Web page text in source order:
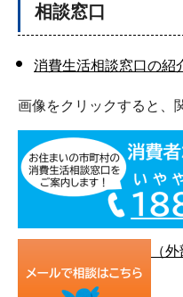
相談窓口
消費生活相談窓口の紹
画像をクリックすると、
（